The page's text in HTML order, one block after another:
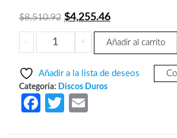
$8,510.92 El
precio
original
$8,510.92.
$4,255.46El
precio
$4,255.46.
-
SEAGATE/DAHUA
ST6000VX001
Disco
Duro
para
+ Añadir al carrito
Añadir a la lista de deseos
Categoría: Discos Duros
Fa
T